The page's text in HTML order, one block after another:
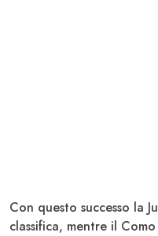
Con questo successo la
classifica, mentre il